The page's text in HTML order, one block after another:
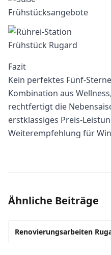
Fazit
Kein perfektes Fünf-
Kombination aus
rechtfertigt die
erstklassiges Preis-
Weiterempfehlung für
Ähnliche Beiträge
Renovierungsarbeiten